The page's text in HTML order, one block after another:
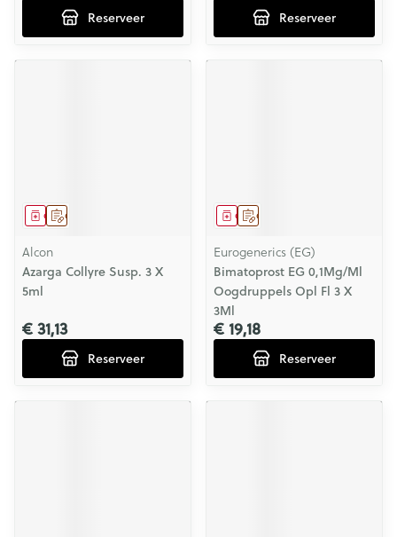
Reserveer Reserveer
Op voorschrift
Geneesmiddel
Alcon
Azarga Collyre Susp. 3 X
5ml
€ 31,13
Reserveer
Op voorschrift
Geneesmiddel
Eurogenerics (EG)
Bimatoprost EG 0,1Mg/Ml
Oogdruppels Opl Fl 3 X
3Ml
€ 19,18
Reserveer